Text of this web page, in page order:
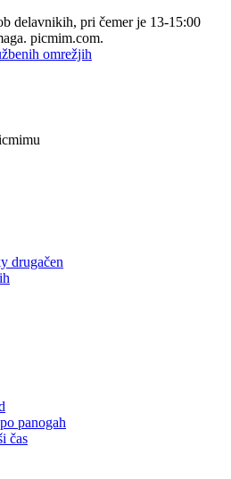
delavnikih, pri čemer je 13-15:00
picmim.com.
omrežjih
drugačen
panogah
čas